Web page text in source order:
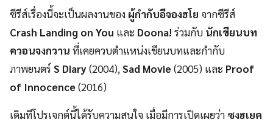
ซีรีส์เรื่องนี้จะเป็นผลงานของ ผู้กำกับอีจองฮโย จากซีรีส์
Crash Landing on You และ Doona! ร่วมกับ นักเขียนบท
ควอนจงกวาน ที่เคยควบตำแหน่งเขียนบทและกำกับ
ภาพยนตร์ S Diary(2004), Sad Movie(2005) และ Proof
of Innocence(2016)
เดิมทีโปรเจกต์นี้ได้รับความสนใจ เมื่อมีการเปิดเผยว่า ซงฮเยค